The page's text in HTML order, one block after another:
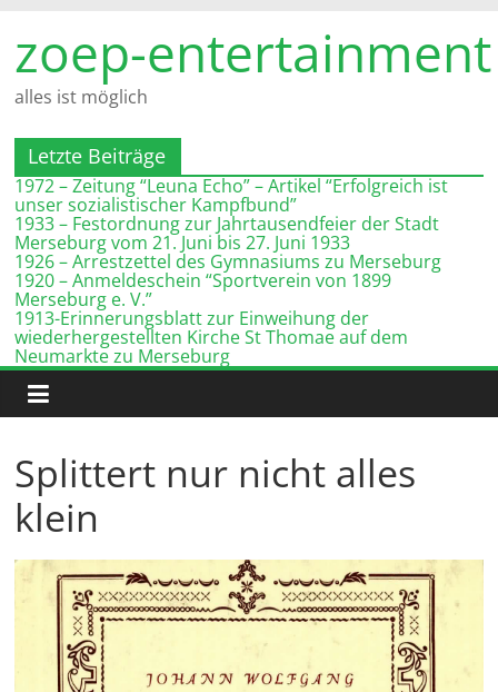
Inhalt
springen
zoep-entertainment
alles ist möglich
Letzte Beiträge
1972 – Zeitung “Leuna Echo” – Artikel “Erfolgreich ist
unser sozialistischer Kampfbund”
1933 – Festordnung zur Jahrtausendfeier der Stadt
Merseburg vom 21. Juni bis 27. Juni 1933
1926 – Arrestzettel des Gymnasiums zu Merseburg
1920 – Anmeldeschein “Sportverein von 1899
Merseburg e. V.”
1913-Erinnerungsblatt zur Einweihung der
wiederhergestellten Kirche St Thomae auf dem
Neumarkte zu Merseburg
Splittert nur nicht alles
klein